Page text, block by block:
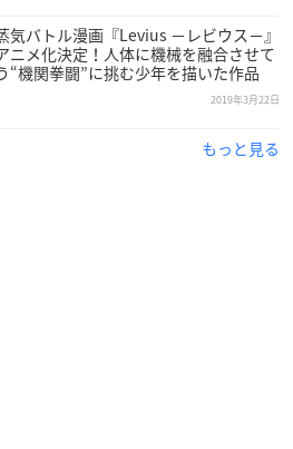
気バトル漫画『Levius －レビウス－』
ニメ化決定！人体に機械を融合させて
“機関拳闘”に挑む少年を描いた作品
2019年3月22日
もっと見る